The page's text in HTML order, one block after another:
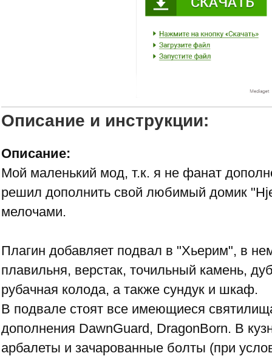
Описание и инструкции:
Описание:
Мой маленький мод, т.к. я не фанат
решил дополнить свой любимый домик
мелочами.
Плагин добавляет подвал в "Хьерим", в
плавильня, верстак, точильный камень,
рубачная колода, а также сундук и шкаф.
В подвале стоят все имеющиеся
дополнения DawnGuard, DragonBorn. В
арбалеты и зачарованные болты (при